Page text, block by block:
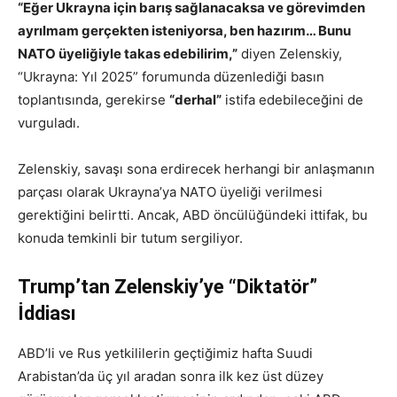
“Eğer Ukrayna için barış sağlanacaksa ve görevimden
ayrılmam gerçekten isteniyorsa, ben hazırım… Bunu
NATO üyeliğiyle takas edebilirim,” diyen Zelenskiy,
“Ukrayna: Yıl 2025” forumunda düzenlediği basın
toplantısında, gerekirse “derhal” istifa edebileceğini de
vurguladı.
Zelenskiy, savaşı sona erdirecek herhangi bir anlaşmanın
parçası olarak Ukrayna’ya NATO üyeliği verilmesi
gerektiğini belirtti. Ancak, ABD öncülüğündeki ittifak, bu
konuda temkinli bir tutum sergiliyor.
Trump’tan Zelenskiy’ye “Diktatör”
İddiası
ABD’li ve Rus yetkililerin geçtiğimiz hafta Suudi
Arabistan’da üç yıl aradan sonra ilk kez üst düzey